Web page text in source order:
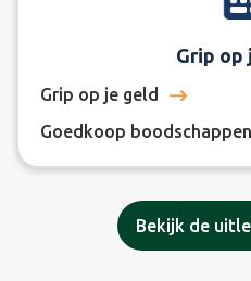
Grip op
Grip op je geld
Goedkoop
Bekijk de